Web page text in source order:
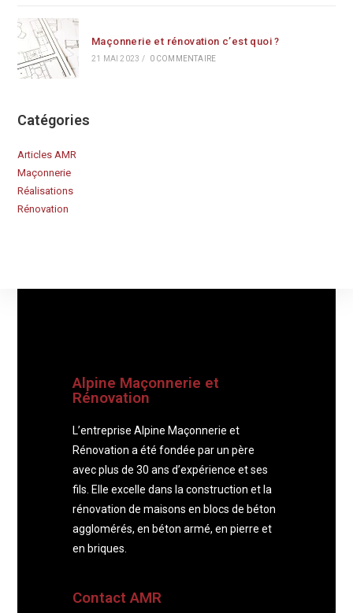
Maçonnerie et rénovation c’est quoi ?
21 MAI 2023 / 0 COMMENTAIRE
Catégories
Articles AMR
Maçonnerie
Réalisations
Rénovation
Alpine Maçonnerie et
Rénovation
L’entreprise Alpine Maçonnerie et
Rénovation a été fondée par un père
avec plus de 30 ans d’expérience et ses
fils. Elle excelle dans la construction et la
rénovation de maisons en blocs de béton
agglomérés, en béton armé, en pierre et
en briques.
Contact AMR